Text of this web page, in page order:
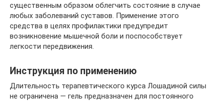
существенным образом облегчить состояние в случае
любых заболеваний суставов. Применение этого
средства в целях профилактики предупредит
возникновение мышечной боли и поспособствует
легкости передвижения.
Инструкция по применению
Длительность терапевтического курса Лошадиной силы
не ограничена — гель предназначен для постоянного